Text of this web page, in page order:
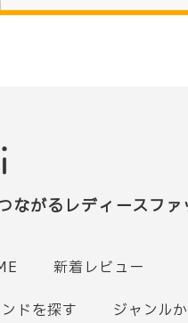
ながるレディースフ
新着レビュー
ドを探す ジャンル